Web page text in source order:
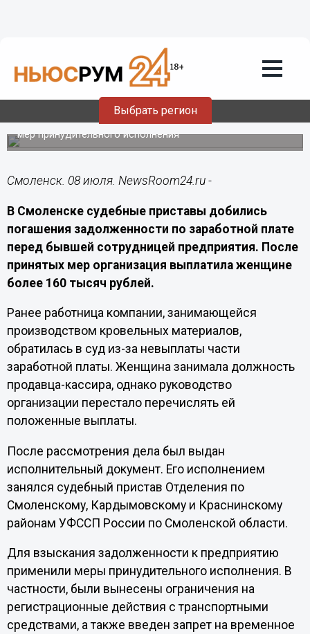
Выбрать регион
В Смоленске приставы взыскали с
работодателя 160 тысяч рублей долга
Бывшая сотрудница предприятия получила
невыплаченную заработную плату после применения
мер принудительного исполнения
Смоленск. 08 июля. NewsRoom24.ru -
В Смоленске судебные приставы добились
погашения задолженности по заработной плате
перед бывшей сотрудницей предприятия. После
принятых мер организация выплатила женщине
более 160 тысяч рублей.
Ранее работница компании, занимающейся
производством кровельных материалов,
обратилась в суд из-за невыплаты части
заработной платы. Женщина занимала должность
продавца-кассира, однако руководство
организации перестало перечислять ей
положенные выплаты.
После рассмотрения дела был выдан
исполнительный документ. Его исполнением
занялся судебный пристав Отделения по
Смоленскому, Кардымовскому и Краснинскому
районам УФССП России по Смоленской области.
Для взыскания задолженности к предприятию
применили меры принудительного исполнения. В
частности, были вынесены ограничения на
регистрационные действия с транспортными
средствами, а также введен запрет на временное